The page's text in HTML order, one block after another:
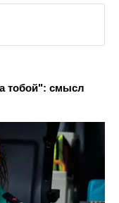
тобой": смысл